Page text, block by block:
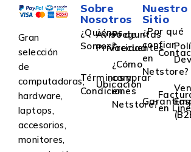
Gran
selección
de
computadoras,
hardware,
laptops,
accesorios,
monitores,
Sobre
Nosotros
¿Quiénes
Somos?
Aviso de
Privacidad
Preguntas
Frecuentes
Términos y
Condiciones
Ubicación
¿Cómo
comprar
en
Netstore?
Nuestro
Sitio
¿Por qué
confiar
en
Netstore?
Garantías
en